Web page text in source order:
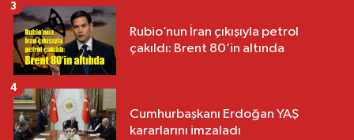
Rubio’nun İran çıkışıyla petrol
çakıldı: Brent 80’in altında
3
Cumhurbaşkanı Erdoğan YAŞ
kararlarını imzaladı
4